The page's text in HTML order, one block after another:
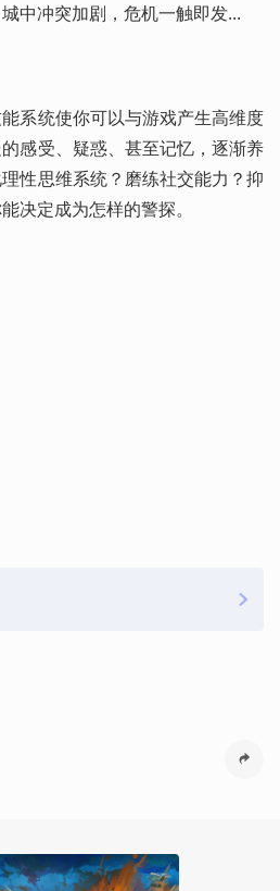
中冲突加剧，危机一触即发...
系统使你可以与游戏产生高维度
感受、疑惑、甚至记忆，逐渐养
性思维系统？磨练社交能力？抑
决定成为怎样的警探。